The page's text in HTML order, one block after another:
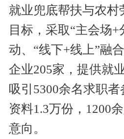
就业兜底帮扶与农村
目标，采取“主会场+
动、“线下+线上”融
企业205家，提供就
吸引5300余名求职
资料1.3万份，1200
意向。